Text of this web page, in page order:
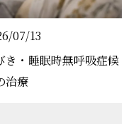
07/13
き・睡眠時無呼吸症候
治療